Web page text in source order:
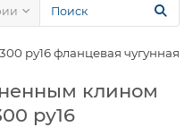
ру16 фланцевая чугунная
клином
ру16